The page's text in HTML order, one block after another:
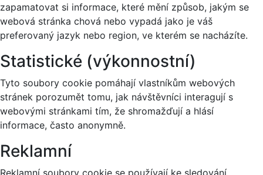
zapamatovat si informace, které mění způsob, jakým se
webová stránka chová nebo vypadá jako je váš
preferovaný jazyk nebo region, ve kterém se nacházíte.
Statistické (výkonnostní)
Tyto soubory cookie pomáhají vlastníkům webových
stránek porozumět tomu, jak návštěvníci interagují s
webovými stránkami tím, že shromažďují a hlásí
informace, často anonymně.
Reklamní
Reklamní soubory cookie se používají ke sledování